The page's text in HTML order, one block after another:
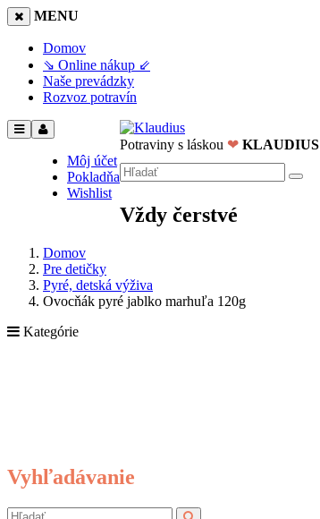
MENU
Domov
⇘ Online nákup ⇙
Naše prevádzky
Rozvoz potravín
Môj účet
Pokladňa
Wishlist
Potraviny s láskou ❤ KLAUDIUS
Vždy čerstvé
Domov
Pre detičky
Pyré, detská výživa
Ovocňák pyré jablko marhuľa 120g
Kategórie
Vyhľadávanie